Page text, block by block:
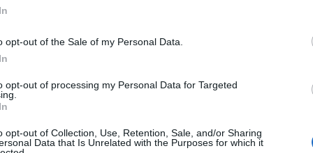
opt-out of the Sale of my Personal Data.
opt-out of processing my Personal Data for Targeted
opt-out of Collection, Use, Retention, Sale, and/or Sharing
Data that Is Unrelated with the Purposes for which it
magyarepitok.hu